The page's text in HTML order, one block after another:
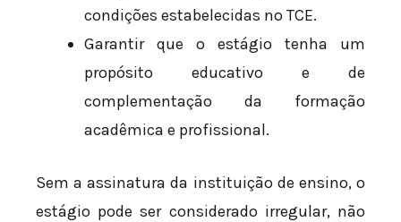
condições estabelecidas no TCE.
Garantir que o estágio tenha um
propósito educativo e de
complementação da formação
acadêmica e profissional.
Sem a assinatura da instituição de ensino, o
estágio pode ser considerado irregular, não